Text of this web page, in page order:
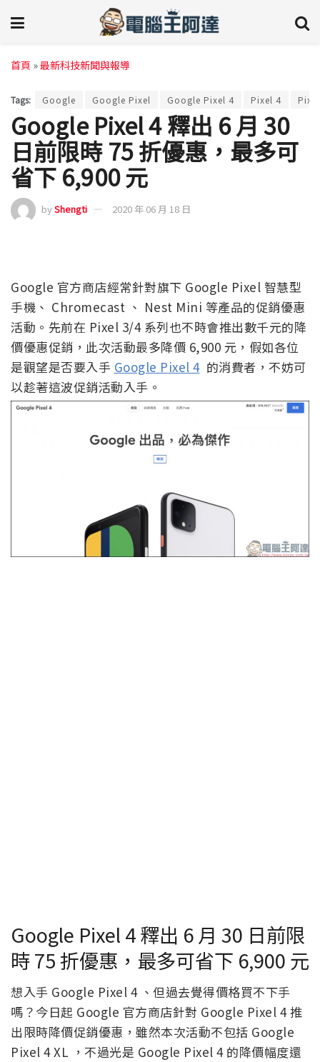
首頁 »最新科技新聞與報導
Tags: Google Google Pixel Google Pixel 4 Pixel 4
Google Pixel 4 釋出 6 月 30
日前限時 75 折優惠‎，最多可
省下 6,900 元
byShengti 2020 年 06 月 18 日
Google 官方商店經常針對旗下 Google Pixel 智慧型
手機、 Chromecast 、 Nest Mini 等產品的促銷優惠
活動。先前在 Pixel 3/4 系列也不時會推出數千元的降
價優惠促銷，此次活動最多降價 6,900 元，假如各位
是觀望是否要入手 Google Pixel 4的消費者，不妨可
以趁著這波促銷活動入手。
Google Pixel 4 釋出 6 月 30 日前限
時 75 折優惠‎，最多可省下 6,900 元
想入手 Google Pixel 4 、但過去覺得價格買不下手
嗎？今日起 Google 官方商店針對 Google Pixel 4 推
出限時降價促銷優惠，雖然本次活動不包括 Google
Pixel 4 XL ，不過光是 Google Pixel 4 的降價幅度還